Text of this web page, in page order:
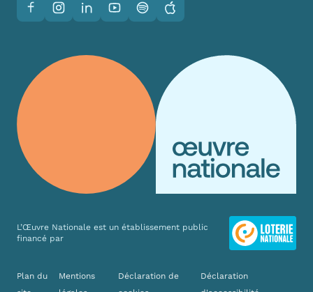
FacebookInstagramLinkedInYouTubeSpotifyApple
L’Œuvre Nationale est un établissement public
financé par
Liens divers
Plan du
Mentions
Déclaration de
Déclaration